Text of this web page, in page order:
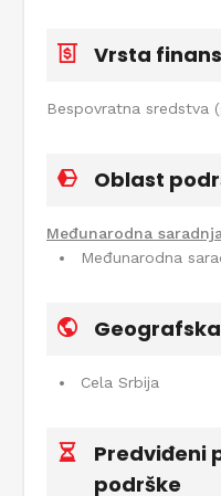
Vrsta
Bespovratna sredstva
Oblast
Međunarodna
Međunarodna
Cela Srbija
Predviđeni
podrške